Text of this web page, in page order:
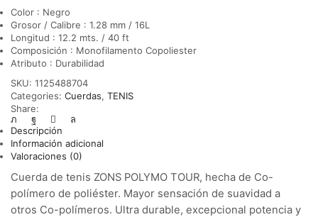
Color : Negro
Grosor / Calibre : 1.28 mm / 16L
Longitud : 12.2 mts. / 40 ft
Composición : Monofilamento Copoliester
Atributo : Durabilidad
SKU: 1125488704
Categories: Cuerdas, TENIS
Share:
Descripción
Información adicional
Valoraciones (0)
Cuerda de tenis ZONS POLYMO TOUR, hecha de Co-
polímero de poliéster. Mayor sensación de suavidad a
otros Co-polímeros. Ultra durable, excepcional potencia y